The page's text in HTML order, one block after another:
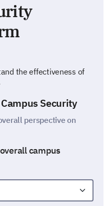
the effectiveness of
Security
perspective on
campus